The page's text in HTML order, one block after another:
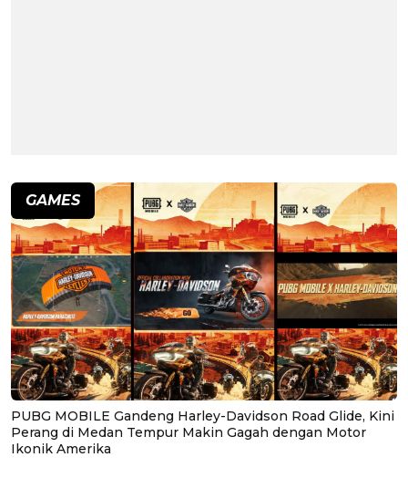
GAMES
PUBG MOBILE Gandeng Harley-Davidson Road Glide, Kini
Perang di Medan Tempur Makin Gagah dengan Motor
Ikonik Amerika